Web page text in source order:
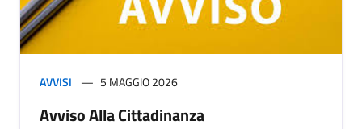
AVVISI 5 MAGGIO 2026
Avviso Alla Cittadinanza